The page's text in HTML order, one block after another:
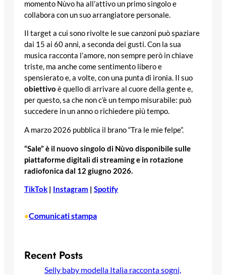
momento Nùvo ha all’attivo un primo singolo e
collabora con un suo arrangiatore personale.
Il target a cui sono rivolte le sue canzoni può spaziare
dai 15 ai 60 anni, a seconda dei gusti. Con la sua
musica racconta l’amore, non sempre però in chiave
triste, ma anche come sentimento libero e
spensierato e, a volte, con una punta di ironia. Il suo
obiettivo è quello di arrivare al cuore della gente e,
per questo, sa che non c’è un tempo misurabile: può
succedere in un anno o richiedere più tempo.
A marzo 2026 pubblica il brano “Tra le mie felpe”.
“Sale”è il nuovo singolo di Nùvo disponibile sulle
piattaforme digitali di streaming e in rotazione
radiofonica dal 12 giugno 2026.
TikTok | Instagram | Spotify
•Comunicati stampa
Recent Posts
Selly baby modella Italia racconta sogni,